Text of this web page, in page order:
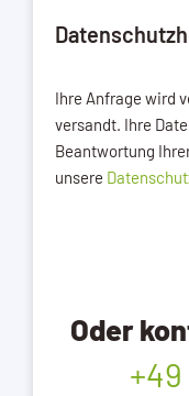
Ihre Anfrage wird
versandt. Ihre
Beantwortung
unsere
Oder
+49